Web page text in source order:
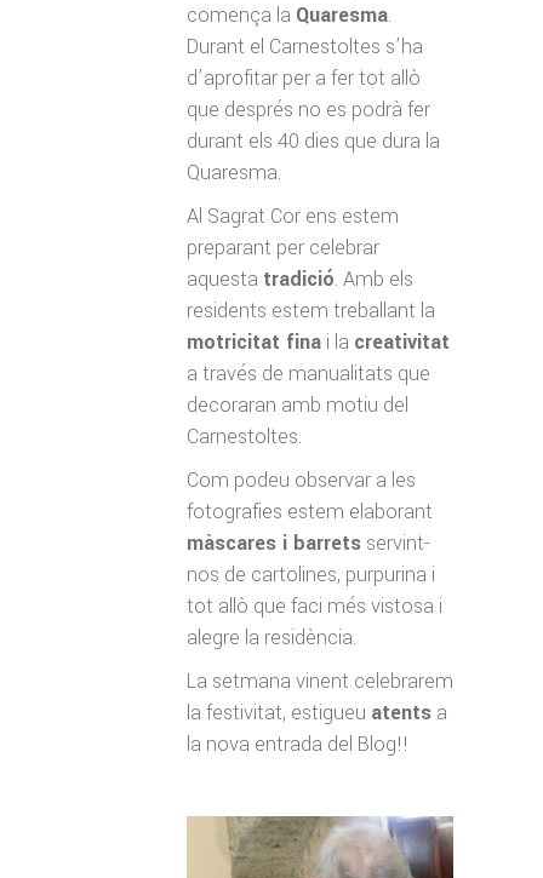
comença la Quaresma.
Durant el Carnestoltes s’ha
d’aprofitar per a fer tot allò
que després no es podrà fer
durant els 40 dies que dura la
Quaresma.
Al Sagrat Cor ens estem
preparant per celebrar
aquesta tradició. Amb els
residents estem treballant la
motricitat fina i la creativitat
a través de manualitats que
decoraran amb motiu del
Carnestoltes.
Com podeu observar a les
fotografies estem elaborant
màscares i barrets servint-
nos de cartolines, purpurina i
tot allò que faci més vistosa i
alegre la residència.
La setmana vinent celebrarem
la festivitat, estigueu atents a
la nova entrada del Blog!!